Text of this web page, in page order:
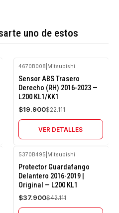
uno de estos
-10%
OFF
Agotado
4670B008 Mitsubishi
Sensor ABS Trasero
Derecho (RH) 2016-2023 —
L200 KL1/KK1
$19.900$22.111
VER DETALLES
-10%
OFF
Agotado
5370B495 Mitsubishi
Protector Guardafango
Delantero 2016-2019 |
Original — L200 KL1
$37.900$42.111